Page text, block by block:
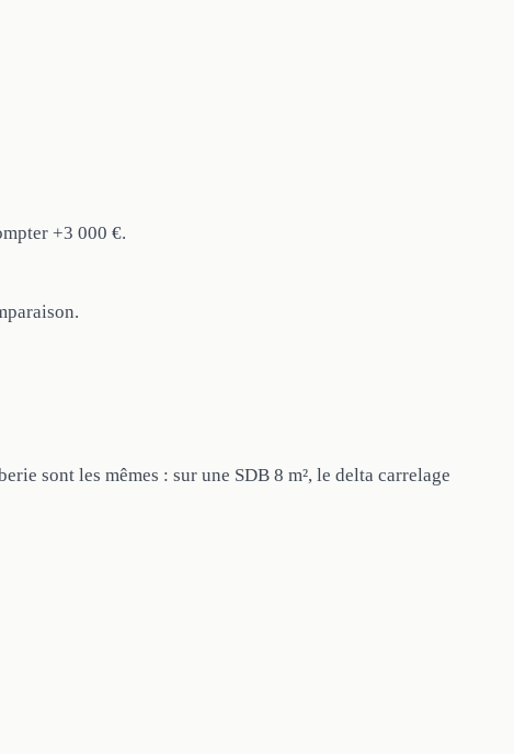
+3 000 €.
sont les mêmes : sur une SDB 8 m², le delta carrelage